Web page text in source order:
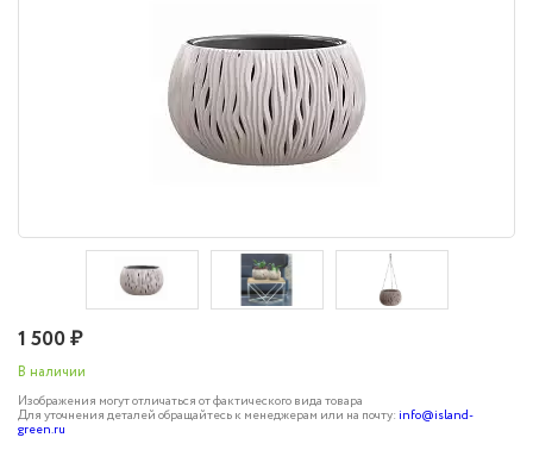
1 500 ₽
В наличии
Изображения могут отличаться от фактического вида товара
Для уточнения деталей обращайтесь к менеджерам или на почту: info@island-
green.ru